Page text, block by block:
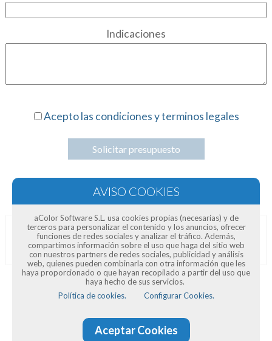
Indicaciones
Acepto las condiciones y terminos legales
Solicitar presupuesto
Opiniones de clientes
aColor Software S.L. usa cookies propias (necesarias) y de
terceros para personalizar el contenido y los anuncios, ofrecer
funciones de redes sociales y analizar el tráfico. Además,
compartimos información sobre el uso que haga del sitio web
con nuestros partners de redes sociales, publicidad y análisis
web, quienes pueden combinarla con otra información que les
haya proporcionado o que hayan recopilado a partir del uso que
haya hecho de sus servicios.
Política de cookies.
Configurar Cookies.
Aceptar Cookies